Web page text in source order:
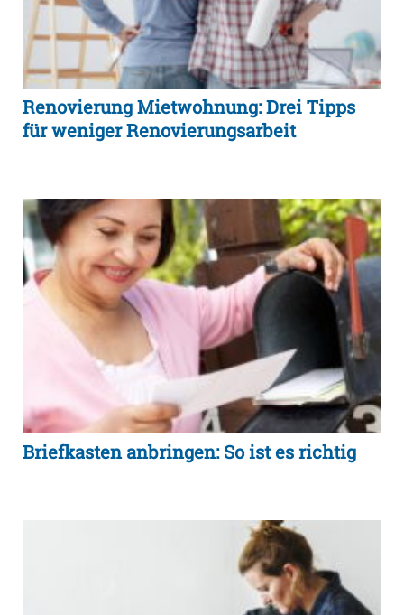
Renovierung Mietwohnung: Drei Tipps
für weniger Renovierungsarbeit
Briefkasten anbringen: So ist es richtig